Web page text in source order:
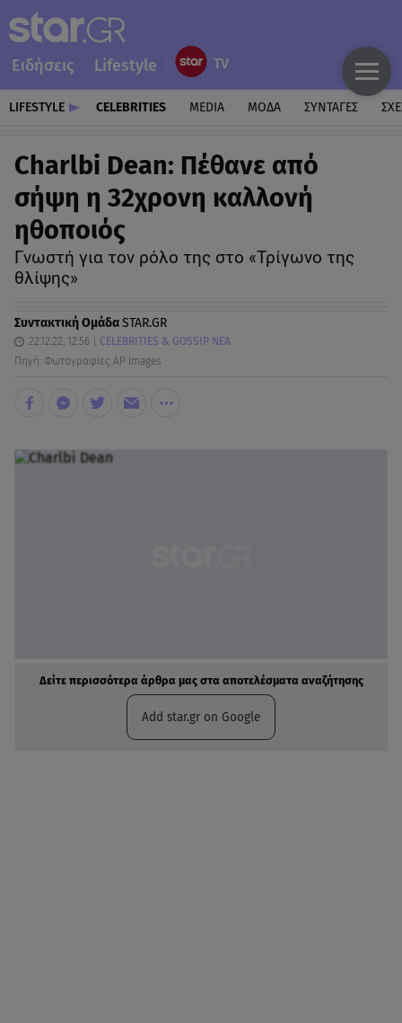
Ειδήσεις Lifestyle
LIFESTYLE CELEBRITIES MEDIA ΜΟΔΑ ΣΥΝΤΑΓΕΣ
Charlbi Dean: Πέθανε από
σήψη η 32χρονη καλλονή
ηθοποιός
Γνωστή για τον ρόλο της στο «Τρίγωνο της
θλίψης»
Συντακτική ΟμάδαSTAR.GR
22.12.22, 12:56
CELEBRITIES & GOSSIP ΝΕΑ
Πηγή: Φωτογραφίες AP Images
Δείτε περισσότερα άρθρα μας στα αποτελέσματα αναζήτησης
Add star.gr on Google